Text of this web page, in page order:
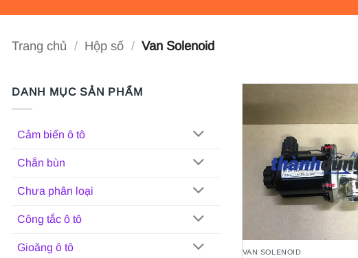
Trang chủ / Hộp số / Van Solenoid
DANH MỤC SẢN PHẨM
Cảm biến ô tô
Chắn bùn
Chưa phân loại
Công tắc ô tô
Gioăng ô tô VAN SOLENOID